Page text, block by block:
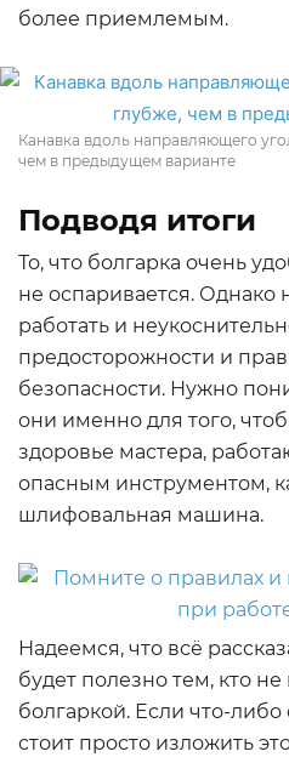
более приемлемым.
Канавка вдоль направляющего
чем в предыдущем варианте
Подводя итоги
То, что болгарка очень
не оспаривается. Однако
работать и
предосторожности и
безопасности. Нужно
они именно для того,
здоровье мастера,
опасным инструментом,
шлифовальная машина.
Надеемся, что всё
будет полезно тем, кто
болгаркой. Если что-
стоит просто изложить